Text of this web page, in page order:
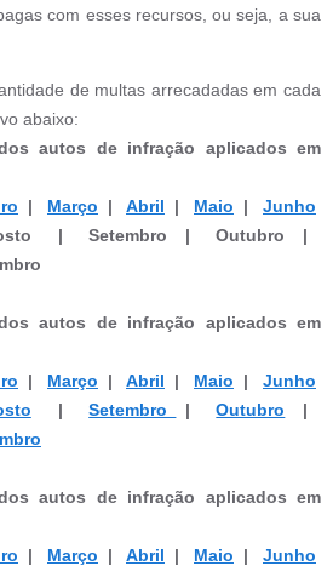
Setor
Vinhedo
com esses recursos, ou seja, a sua
de multas arrecadadas em cada
abaixo:
autos de infração aplicados em
| Março | Abril | Maio | Junho
| Setembro | Outubro |
autos de infração aplicados em
| Março | Abril | Maio | Junho
|Setembro |Outubro |
autos de infração aplicados em
| Março | Abril | Maio | Junho